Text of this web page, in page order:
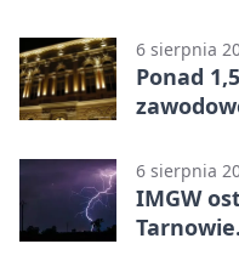
6 sierpnia
Ponad
6 sierpnia
IMGW